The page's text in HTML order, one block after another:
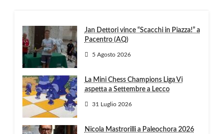
Jan Dettori vince “Scacchi in Piazza!” a
Pacentro (AQ)
5 Agosto 2026
La Mini Chess Champions Liga Vi
aspetta a Settembre a Lecco
31 Luglio 2026
Nicola Mastrorilli a Paleochora 2026